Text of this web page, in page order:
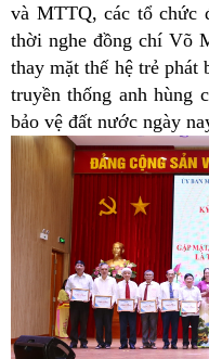
và MTTQ, các tổ chức
thời nghe đồng chí Võ
thay mặt thế hệ trẻ phát
truyền thống anh hùng
bảo vệ đất nước ngày